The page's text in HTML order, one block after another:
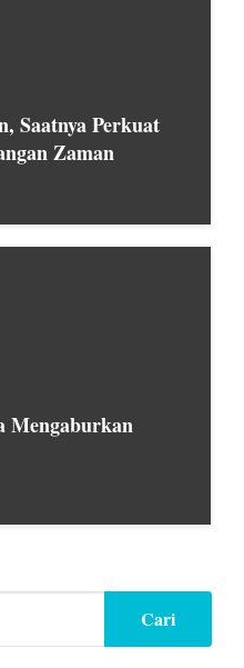
Saatnya Perkuat
Zaman
Mengaburkan
Cari